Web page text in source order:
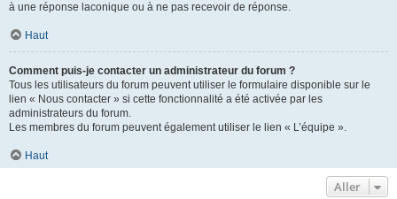
à une réponse laconique ou à ne pas recevoir de réponse.
Haut
Comment puis-je contacter un administrateur du forum ?
Tous les utilisateurs du forum peuvent utiliser le formulaire disponible sur le
lien « Nous contacter » si cette fonctionnalité a été activée par les
administrateurs du forum.
Les membres du forum peuvent également utiliser le lien « L’équipe ».
Haut
Aller